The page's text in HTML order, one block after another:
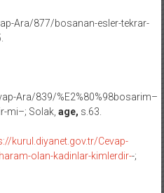
Ara/877/bosanan-esler-tekrar-
Ara/839/%E2%80%98bosarim–
mi–; Solak, age, s.63.
kurul.diyanet.gov.tr/Cevap-
olan-kadinlar-kimlerdir--;